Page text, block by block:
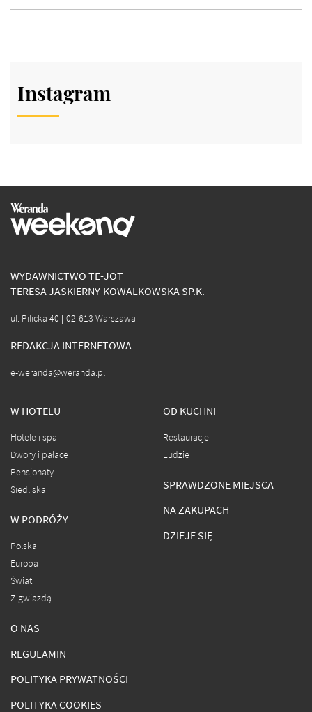
Instagram
WYDAWNICTWO TE-JOT
TERESA JASKIERNY-KOWALKOWSKA SP.K.
ul. Pilicka 40 | 02-613 Warszawa
REDAKCJA INTERNETOWA
e-weranda@weranda.pl
W HOTELU
Hotele i spa
Dwory i pałace
Pensjonaty
Siedliska
W PODRÓŻY
Polska
Europa
Świat
Z gwiazdą
OD KUCHNI
Restauracje
Ludzie
SPRAWDZONE MIEJSCA
NA ZAKUPACH
DZIEJE SIĘ
O NAS
REGULAMIN
POLITYKA PRYWATNOŚCI
POLITYKA COOKIES